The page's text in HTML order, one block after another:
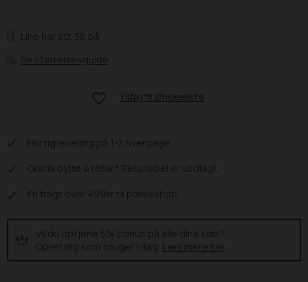
Line har str. 36 på
Se størrelsesguide
Tilføj til Ønskeliste
Hurtig levering på 1-3 hverdage
Gratis bytte & retur* Returlabel er vedlagt
Fri fragt over 499kr til pakkeshop
Vil du optjene 5% bonus på alle dine køb?
Opret dig som bruger i dag. Læs mere her.